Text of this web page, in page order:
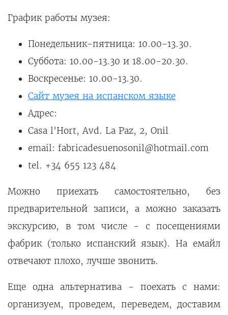
График работы музея:
Понедельник-пятница: 10.00-13.30.
Суббота: 10.00-13.30 и 18.00-20.30.
Воскресенье: 10.00-13.30.
Сайт музея на испанском языке
Адрес:
Casa l'Hort, Avd. La Paz, 2, Onil
email: fabricadesuenosonil@hotmail.com
tel. +34 655 123 484
Можно приехать самостоятельно, без
предварительной записи, а можно заказать
экскурсию, в том числе - с посещениями
фабрик (только испанский язык). На емайл
отвечают плохо, лучше звонить.
Еще одна альтернатива - поехать с нами:
организуем, проведем, переведем, доставим